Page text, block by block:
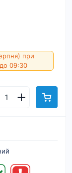
при
09:30